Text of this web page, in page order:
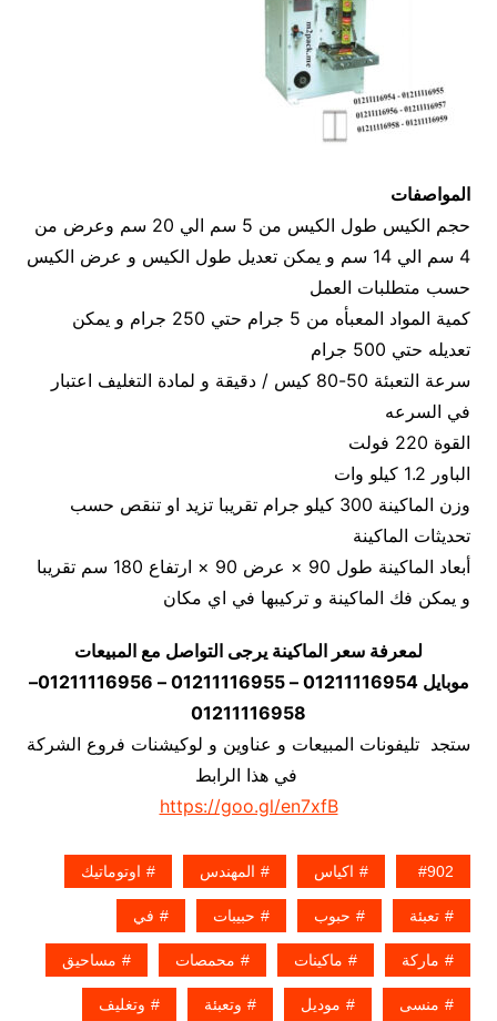
المواصفات
حجم الكيس طول الكيس من 5 سم الي 20 سم وعرض من
4 سم الي 14 سم و يمكن تعديل طول الكيس و عرض الكيس
حسب متطلبات العمل
كمية المواد المعبأه من 5 جرام حتي 250 جرام و يمكن
تعديله حتي 500 جرام
سرعة التعبئة 50-80 كيس / دقيقة و لمادة التغليف اعتبار
في السرعه
القوة 220 فولت
الباور 1.2 كيلو وات
وزن الماكينة 300 كيلو جرام تقريبا تزيد او تنقص حسب
تحديثات الماكينة
أبعاد الماكينة طول 90 × عرض 90 × ارتفاع 180 سم تقريبا
و يمكن فك الماكينة و تركيبها في اي مكان
لمعرفة سعر الماكينة يرجى التواصل مع المبيعات
موبايل 01211116954 – 01211116955 – 01211116956–
01211116958
ستجد تليفونات المبيعات و عناوين و لوكيشنات فروع الشركة
في هذا الرابط
https://goo.gl/en7xfB
902 اكياس المهندس اوتوماتيك
تعبئة حبوب حبيبات في
ماركة ماكينات محمصات مساحيق
منسى موديل وتعبئة وتغليف